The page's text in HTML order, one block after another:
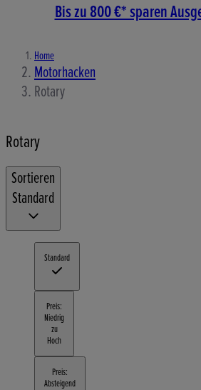
Bis zu 800 €* sparen
Home
Motorhacken
Rotary
Rotary
Sortieren
Standard
Standard
Preis:
Niedrig
zu
Hoch
Preis:
Absteigend